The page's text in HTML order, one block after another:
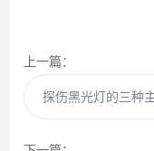
上一篇：
探伤黑光灯的三种